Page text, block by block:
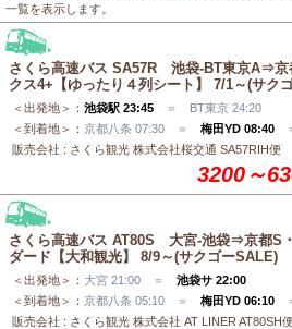
一覧を表示します。
さくら高速バス SA57R 池袋-BT東京A⇒京
クス4+【ゆったり４列シート】 7/1～(サク
＜出発地＞： 池袋駅 23:45 ＝ BT東京 24:20
＜到着地＞： 京都八条 07:30 ＝ 梅田YD 08:40
販売会社 : さくら観光 株式会社桜交通 SA57RIH便
3200～
さくら高速バス AT80S 大宮-池袋⇒京都S
ダード【大和観光】 8/9～(サクゴーSALE)
＜出発地＞： 大宮 21:00 ＝ 池袋サ 22:00
＜到着地＞： 京都八条 05:10 ＝ 梅田YD 06:10
販売会社 : さくら観光 株式会社 AT LINER AT80SH